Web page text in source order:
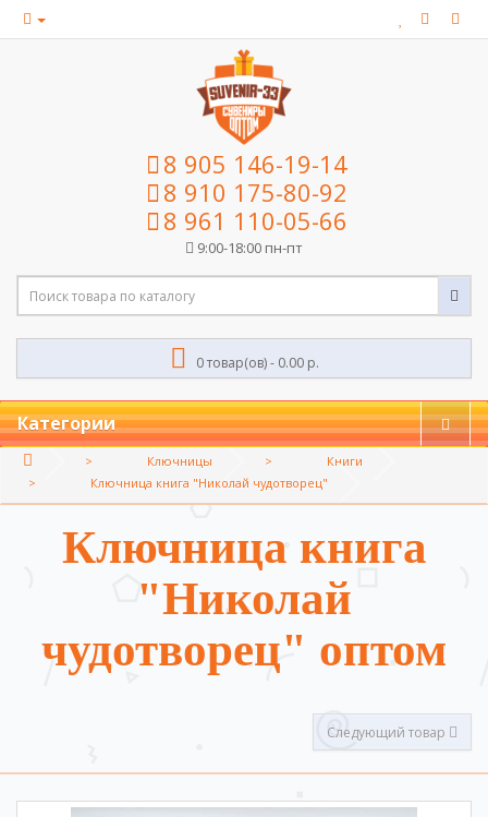
8 905 146-19-14
8 910 175-80-92
8 961 110-05-66
9:00-18:00 пн-пт
0 товар(ов) - 0.00 р.
Категории
Ключницы
Книги
Ключница книга "Николай чудотворец"
Ключница книга
"Николай
чудотворец" оптом
Следующий товар